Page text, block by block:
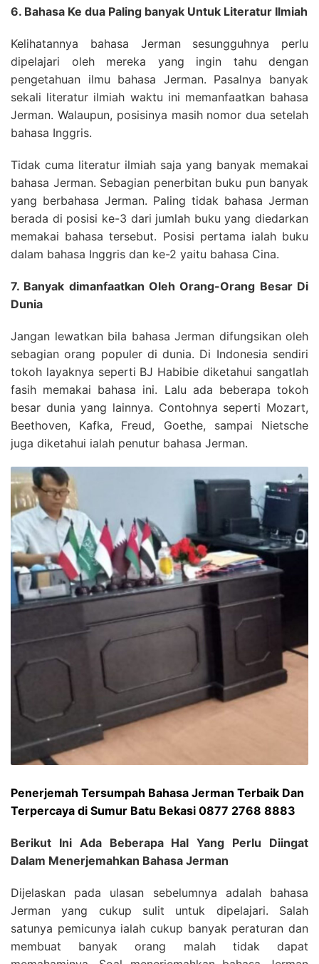
6. Bahasa Ke dua Paling banyak Untuk Literatur Ilmiah
Kelihatannya bahasa Jerman sesungguhnya perlu
dipelajari oleh mereka yang ingin tahu dengan
pengetahuan ilmu bahasa Jerman. Pasalnya banyak
sekali literatur ilmiah waktu ini memanfaatkan bahasa
Jerman. Walaupun, posisinya masih nomor dua setelah
bahasa Inggris.
Tidak cuma literatur ilmiah saja yang banyak memakai
bahasa Jerman. Sebagian penerbitan buku pun banyak
yang berbahasa Jerman. Paling tidak bahasa Jerman
berada di posisi ke-3 dari jumlah buku yang diedarkan
memakai bahasa tersebut. Posisi pertama ialah buku
dalam bahasa Inggris dan ke-2 yaitu bahasa Cina.
7. Banyak dimanfaatkan Oleh Orang-Orang Besar Di
Dunia
Jangan lewatkan bila bahasa Jerman difungsikan oleh
sebagian orang populer di dunia. Di Indonesia sendiri
tokoh layaknya seperti BJ Habibie diketahui sangatlah
fasih memakai bahasa ini. Lalu ada beberapa tokoh
besar dunia yang lainnya. Contohnya seperti Mozart,
Beethoven, Kafka, Freud, Goethe, sampai Nietsche
juga diketahui ialah penutur bahasa Jerman.
Penerjemah Tersumpah Bahasa Jerman Terbaik Dan
Terpercaya di Sumur Batu Bekasi 0877 2768 8883
Berikut Ini Ada Beberapa Hal Yang Perlu Diingat
Dalam Menerjemahkan Bahasa Jerman
Dijelaskan pada ulasan sebelumnya adalah bahasa
Jerman yang cukup sulit untuk dipelajari. Salah
satunya pemicunya ialah cukup banyak peraturan dan
membuat banyak orang malah tidak dapat